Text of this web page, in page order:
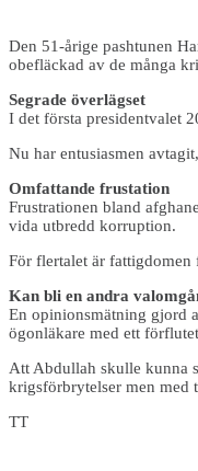
Den 51-årige pashtunen
obefläckad av de många
Segrade överlägset
I det första presidentvalet
Nu har entusiasmen
Omfattande frustation
Frustrationen bland
vida utbredd korruption.
För flertalet är
Kan bli en andra
En opinionsmätning gjord
ögonläkare med ett
Att Abdullah skulle kunna
krigsförbrytelser men med
TT